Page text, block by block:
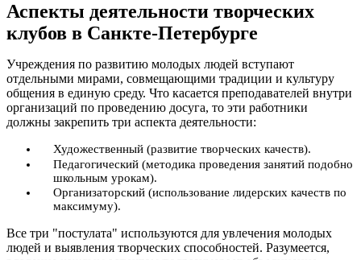
Аспекты деятельности творческих
клубов в Санкте-Петербурге
Учреждения по развитию молодых людей вступают
отдельными мирами, совмещающими традиции и культуру
общения в единую среду. Что касается преподавателей внутри
организаций по проведению досуга, то эти работники
должны закрепить три аспекта деятельности:
Художественный (развитие творческих качеств).
Педагогический (методика проведения занятий подобно
школьным урокам).
Организаторский (использование лидерских качеств по
максимуму).
Все три "постулата" используются для увлечения молодых
людей и выявления творческих способностей. Разумеется,